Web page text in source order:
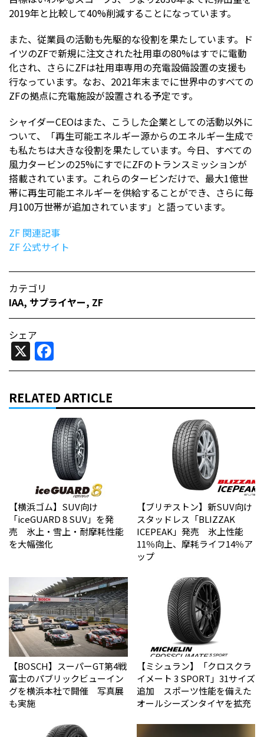
2019年と比較して40%削減することになっています。
また、従業員の活動も先駆的な役割を果たしています。ド
イツのZFで新規に注文された社用車の80%はすでに電動
化され、さらにZFは社用車専用の充電設備設置の支援も
行なっています。なお、2021年末までに世界中のすべての
ZFの拠点に充電施設が設置される予定です。
シャイダーCEOはまた、こうした企業としての活動以外に
ついて、「再生可能エネルギー源からのエネルギー生成で
も私たちは大きな役割を果たしています。今日、すべての
風力タービンの25%にすでにZFのトランスミッションが
搭載されています。これらのタービンだけで、最大1億世
帯に再生可能エネルギーを供給することができ、さらに毎
月100万世帯が追加されています」と語っています。
ZF 関連記事
ZF 公式サイト
カテゴリ
IAA, サプライヤー, ZF
シェア
X
RELATED ARTICLE
【横浜ゴム】SUV向け
「iceGUARD 8 SUV」を発
売 氷上・雪上・耐摩耗性能
を大幅強化
【ブリヂストン】新SUV向け
スタッドレス「BLIZZAK
ICEPEAK」発売 氷上性能
11％向上、摩耗ライフ14％ア
ップ
【BOSCH】スーパーGT第4戦
富士のパブリックビューイン
グを横浜本社で開催 写真展
も実施
【ミシュラン】「クロスクラ
イメート 3 SPORT」31サイズ
追加 スポーツ性能を備えた
オールシーズンタイヤを拡充